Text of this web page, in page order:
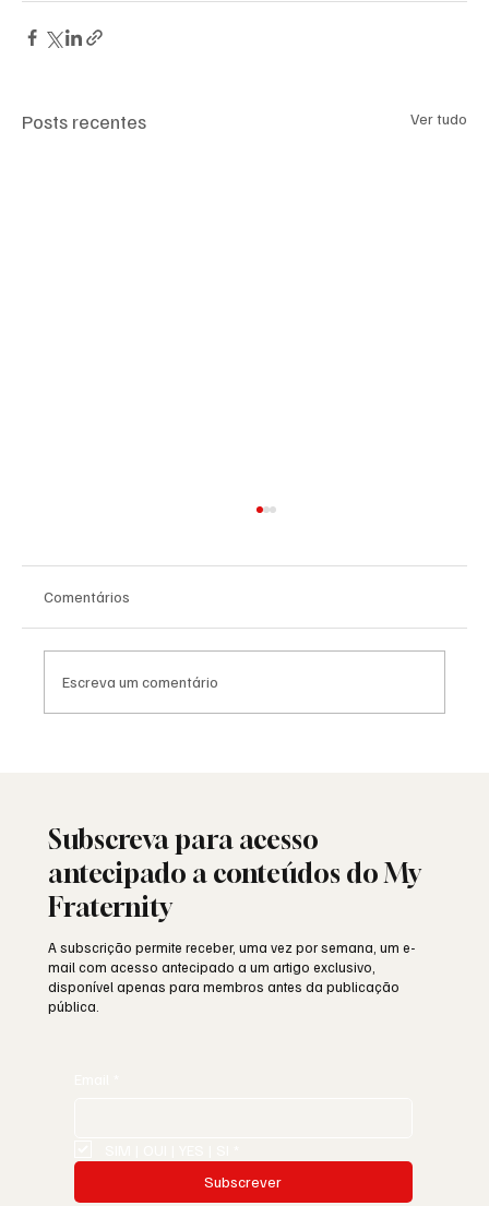
Posts recentes Ver tudo
Comentários
Escreva um comentário
Subscreva para acesso
antecipado a conteúdos do My
Fraternity
A subscrição permite receber, uma vez por semana, um e-
mail com acesso antecipado a um artigo exclusivo,
disponível apenas para membros antes da publicação
pública.
Subscrever